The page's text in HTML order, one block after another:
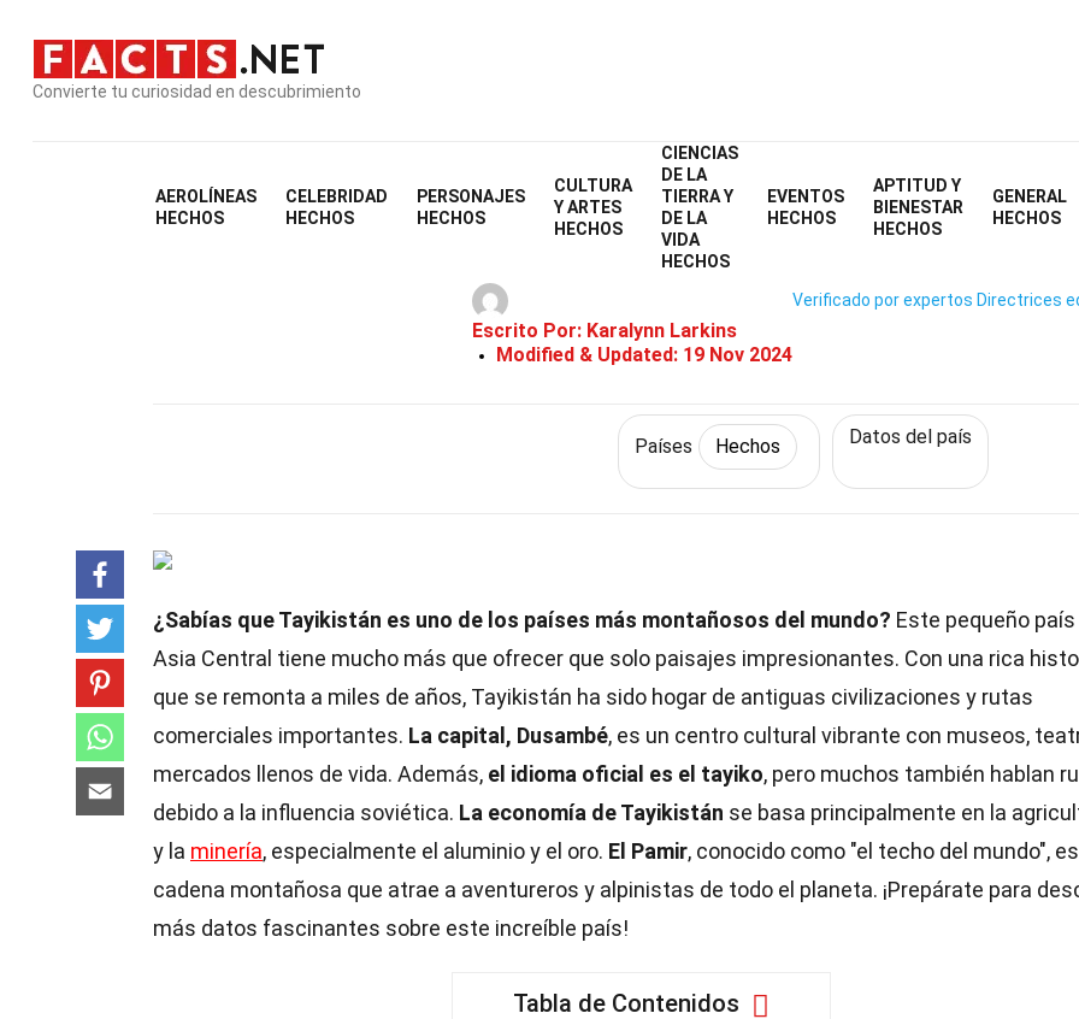
Convierte tu curiosidad en descubrimiento
AEROLÍNEAS
HECHOS
CELEBRIDAD
HECHOS
PERSONAJES
HECHOS
CULTURA
Y ARTES
HECHOS
CIENCIAS
DE LA
TIERRA Y
DE LA
VIDA
HECHOS
EVENTOS
HECHOS
APTITUD Y
BIENESTAR
HECHOS
GENERAL
HECHOS
Home Mundo
25 Hechos Sobre Tayikistán
Escrito Por: Karalynn Larkins
Modified & Updated: 19 Nov 2024
Verificado por expertos Directrices
Países Hechos Datos del país
¿Sabías que Tayikistán es uno de los países más montañosos del mundo? Este pequeño
Asia Central tiene mucho más que ofrecer que solo paisajes impresionantes. Con una rica
que se remonta a miles de años, Tayikistán ha sido hogar de antiguas civilizaciones y rutas
comerciales importantes. La capital, Dusambé, es un centro cultural vibrante con museos,
mercados llenos de vida. Además, el idioma oficial es el tayiko, pero muchos también hablan
debido a la influencia soviética. La economía de Tayikistán se basa principalmente en la
y la minería, especialmente el aluminio y el oro. El Pamir, conocido como "el techo del mundo",
cadena montañosa que atrae a aventureros y alpinistas de todo el planeta. ¡Prepárate para
más datos fascinantes sobre este increíble país!
Tabla de Contenidos